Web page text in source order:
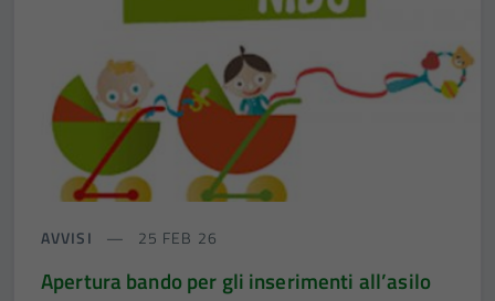
AVVISI 25 FEB 26
Apertura bando per gli inserimenti all’asilo